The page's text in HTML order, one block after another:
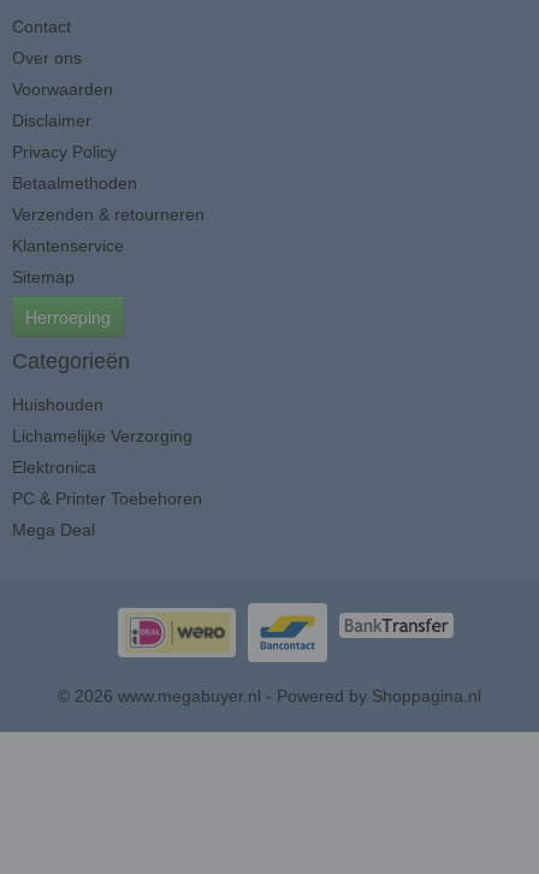
Contact
Over ons
Voorwaarden
Disclaimer
Privacy Policy
Betaalmethoden
Verzenden & retourneren
Klantenservice
Sitemap
Herroeping
Categorieën
Huishouden
Lichamelijke Verzorging
Elektronica
PC & Printer Toebehoren
Mega Deal
© 2026 www.megabuyer.nl - Powered by Shoppagina.nl